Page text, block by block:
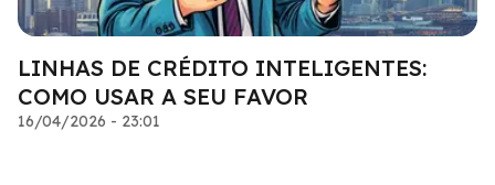
LINHAS DE CRÉDITO INTELIGENTES:
COMO USAR A SEU FAVOR
16/04/2026 - 23:01